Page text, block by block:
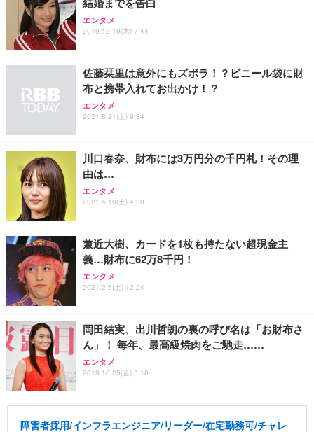
結婚までを告白
エンタメ
2019.12.19(木) 7:44
佐藤栞里は意外にもズボラ！？ビニール袋に財
布と携帯入れてお出かけ！？
エンタメ
2021.8.21(土) 9:34
川口春奈、財布には3万円分の千円札！その理
由は…
エンタメ
2021.4.10(土) 4:30
兼近大樹、カードを1枚も持たない超現金主
義…財布に62万8千円！
エンタメ
2021.2.6(土) 12:24
岡田結実、出川哲朗の裏の呼び名は「お財布さ
ん」！ 毎年、最高級焼肉をご馳走……
エンタメ
2019.10.25(金) 5:10
障害者採用/インフラエンジニア/リーダー/在宅勤務可/チャレ